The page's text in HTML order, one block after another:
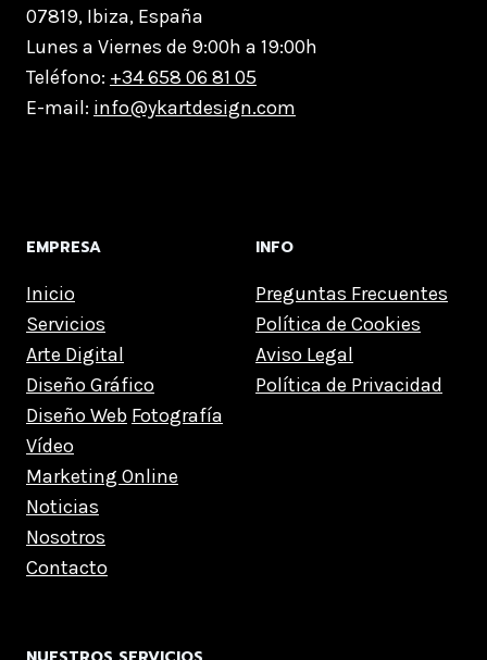
07819, Ibiza, España
Lunes a Viernes de 9:00h a 19:00h
Teléfono: +34 658 06 81 05
E-mail: info@ykartdesign.com
EMPRESA
Inicio
Servicios
Arte Digital
Diseño Gráfico
Diseño Web Fotografía
Vídeo
Marketing Online
Noticias
Nosotros
Contacto
INFO
Preguntas Frecuentes
Política de Cookies
Aviso Legal
Política de Privacidad